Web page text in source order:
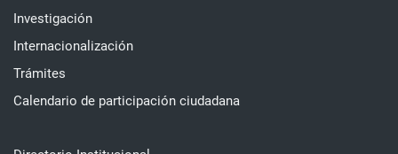
Investigación
Internacionalización
Trámites
Calendario de participación ciudadana